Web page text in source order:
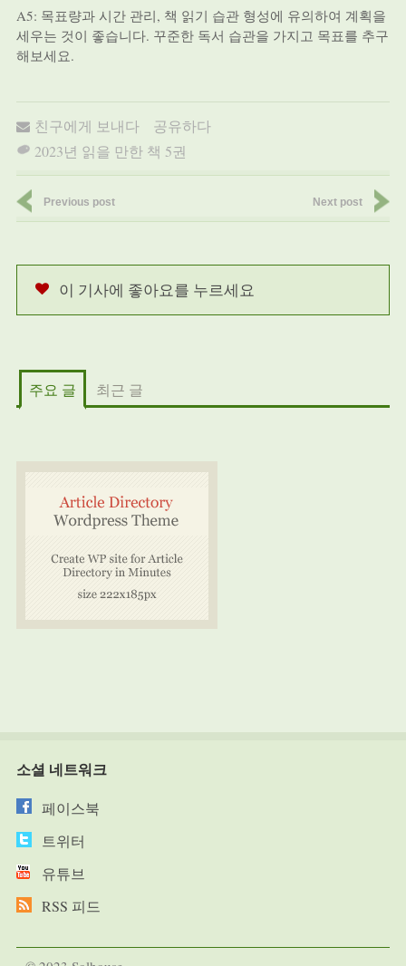
A5: 목표량과 시간 관리, 책 읽기 습관 형성에 유의하여 계획을
세우는 것이 좋습니다. 꾸준한 독서 습관을 가지고 목표를 추구
해보세요.
친구에게 보내다
공유하다
2023년 읽을 만한 책 5권
Previous post Next post
이 기사에 좋아요를 누르세요
주요 글 최근 글
소셜 네트워크
페이스북
트위터
유튜브
RSS 피드